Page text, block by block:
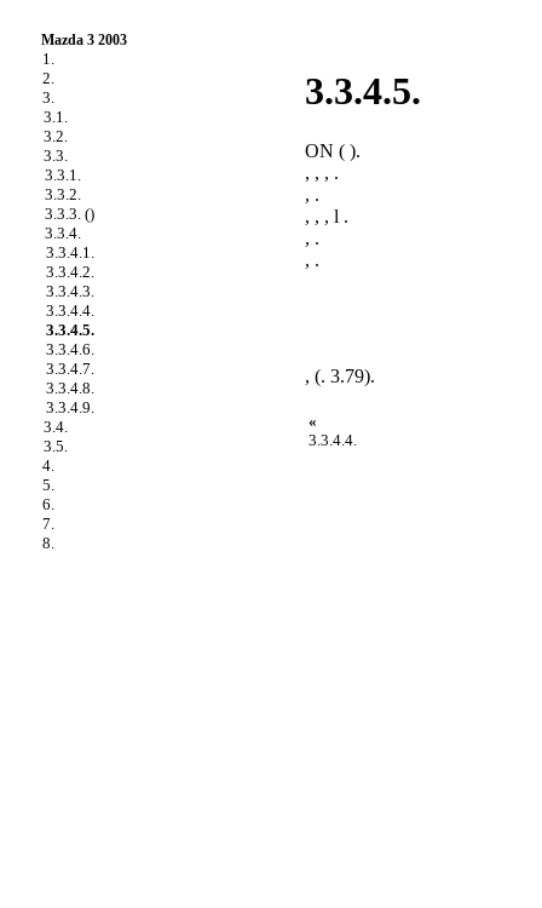
Mazda 3 2003
1.
2.
3.
3.1.
3.2.
3.3.
3.3.1.
3.3.2.
3.3.3. ()
3.3.4.
3.3.4.1.
3.3.4.2.
3.3.4.3.
3.3.4.4.
3.3.4.5.
3.3.4.6.
3.3.4.7.
3.3.4.8.
3.3.4.9.
3.4.
3.5.
4.
5.
6.
7.
8.
3.3.4.5.
ON ( ).
, , , .
, .
, , , l .
, .
, .
, (. 3.79).
«
3.3.4.4.